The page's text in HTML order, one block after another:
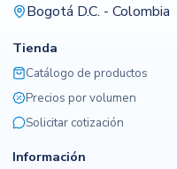
Bogotá D.C. - Colombia
Tienda
Catálogo de productos
Precios por volumen
Solicitar cotización
Información